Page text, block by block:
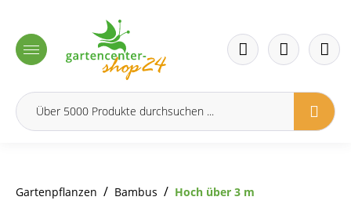
Gartenpflanzen / Bambus / Hoch über 3 m